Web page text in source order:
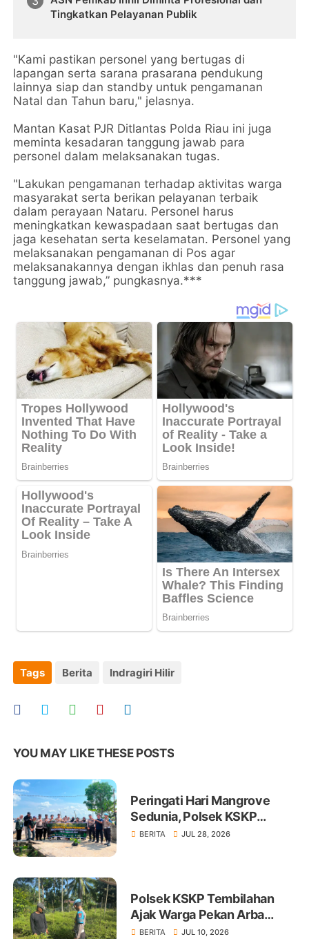
Tingkatkan Pelayanan Publik
"Kami pastikan personel yang bertugas di
lapangan serta sarana prasarana pendukung
lainnya siap dan standby untuk pengamanan
Natal dan Tahun baru," jelasnya.
Mantan Kasat PJR Ditlantas Polda Riau ini juga
meminta kesadaran tanggung jawab para
personel dalam melaksanakan tugas.
"Lakukan pengamanan terhadap aktivitas warga
masyarakat serta berikan pelayanan terbaik
dalam perayaan Nataru. Personel harus
meningkatkan kewaspadaan saat bertugas dan
jaga kesehatan serta keselamatan. Personel yang
melaksanakan pengamanan di Pos agar
melaksanakannya dengan ikhlas dan penuh rasa
tanggung jawab,” pungkasnya.***
Tags Berita Indragiri Hilir
YOU MAY LIKE THESE POSTS
Peringati Hari Mangrove
Sedunia, Polsek KSKP
Tembilahan Tanam 100 Bibit
BERITA JUL 28, 2026
Polsek KSKP Tembilahan
Ajak Warga Pekan Arba
Tanam Cabai Dukung
BERITA JUL 10, 2026